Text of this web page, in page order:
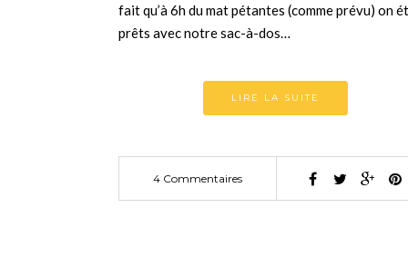
fait qu’à 6h du mat pétantes (comme prévu) on
prêts avec notre sac-à-dos…
LIRE LA SUITE
4 Commentaires